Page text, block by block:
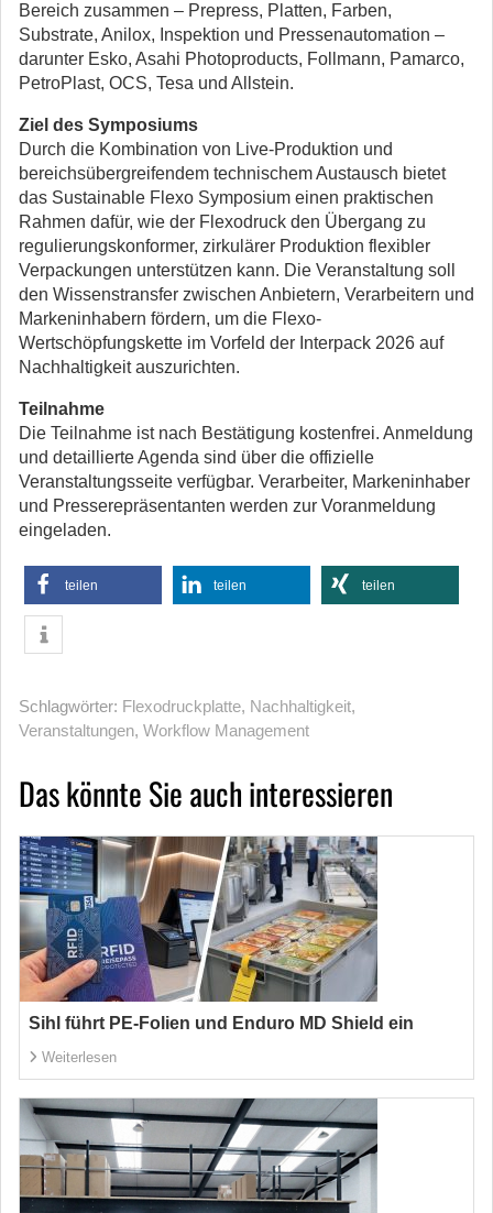
Bereich zusammen – Prepress, Platten, Farben,
Substrate, Anilox, Inspektion und Pressenautomation –
darunter Esko, Asahi Photoproducts, Follmann, Pamarco,
PetroPlast, OCS, Tesa und Allstein.
Ziel des Symposiums
Durch die Kombination von Live-Produktion und
bereichsübergreifendem technischem Austausch bietet
das Sustainable Flexo Symposium einen praktischen
Rahmen dafür, wie der Flexodruck den Übergang zu
regulierungskonformer, zirkulärer Produktion flexibler
Verpackungen unterstützen kann. Die Veranstaltung soll
den Wissenstransfer zwischen Anbietern, Verarbeitern und
Markeninhabern fördern, um die Flexo-
Wertschöpfungskette im Vorfeld der Interpack 2026 auf
Nachhaltigkeit auszurichten.
Teilnahme
Die Teilnahme ist nach Bestätigung kostenfrei. Anmeldung
und detaillierte Agenda sind über die offizielle
Veranstaltungsseite verfügbar. Verarbeiter, Markeninhaber
und Presserepräsentanten werden zur Voranmeldung
eingeladen.
teilen teilen teilen
Schlagwörter: Flexodruckplatte, Nachhaltigkeit,
Veranstaltungen, Workflow Management
Das könnte Sie auch interessieren
Sihl führt PE-Folien und Enduro MD Shield ein
Weiterlesen